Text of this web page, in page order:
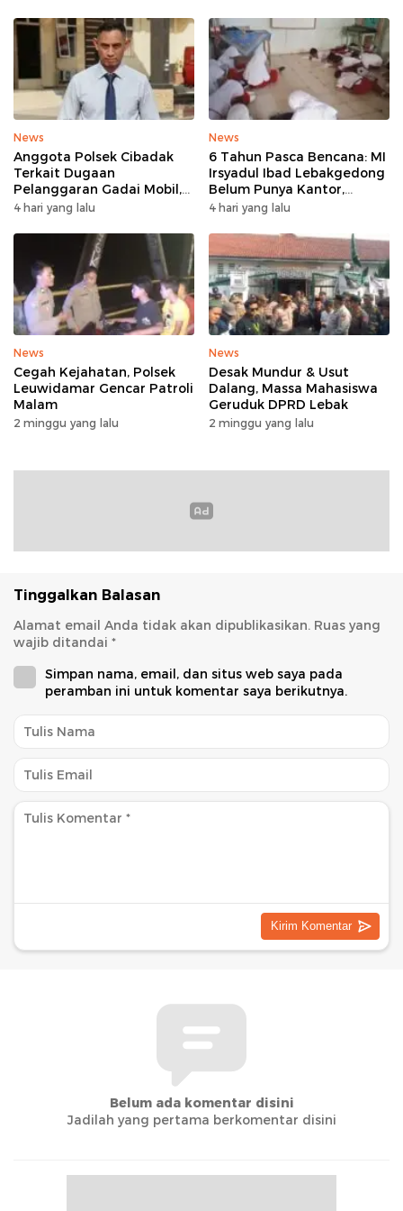
News
Anggota Polsek Cibadak
Terkait Dugaan
Pelanggaran Gadai Mobil,
Kasus Ditangani Bid
4 hari yang lalu
News
6 Tahun Pasca Bencana: MI
Irsyadul Ibad Lebakgedong
Belum Punya Kantor,
Belajar Tanpa Meja-Kursi
4 hari yang lalu
News
Cegah Kejahatan, Polsek
Leuwidamar Gencar Patroli
Malam
2 minggu yang lalu
News
Desak Mundur & Usut
Dalang, Massa Mahasiswa
Geruduk DPRD Lebak
2 minggu yang lalu
Tinggalkan Balasan
Alamat email Anda tidak akan dipublikasikan. Ruas yang
wajib ditandai *
Simpan nama, email, dan situs web saya pada
peramban ini untuk komentar saya berikutnya.
Belum ada komentar disini
Jadilah yang pertama berkomentar disini